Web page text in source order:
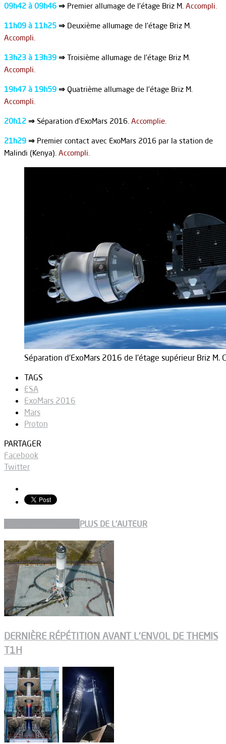
09h42 à 09h46 ⇒ Premier allumage de l’étage Briz M. Accompli.
11h09 à 11h25 ⇒ Deuxième allumage de l’étage Briz M.
Accompli.
13h23 à 13h39 ⇒ Troisième allumage de l’étage Briz M.
Accompli.
19h47 à 19h59 ⇒ Quatrième allumage de l’étage Briz M.
Accompli.
20h12 ⇒ Séparation d’ExoMars 2016. Accomplie.
21h29 ⇒ Premier contact avec ExoMars 2016 par la station de
Malindi (Kenya). Accompli.
Séparation d’ExoMars 2016 de l’étage supérieur Briz M.
TAGS
ESA
ExoMars 2016
Mars
Proton
PARTAGER
Facebook
Twitter
PLUS DE L'AUTEUR
DERNIÈRE RÉPÉTITION AVANT L’ENVOL DE THEMIS
T1H